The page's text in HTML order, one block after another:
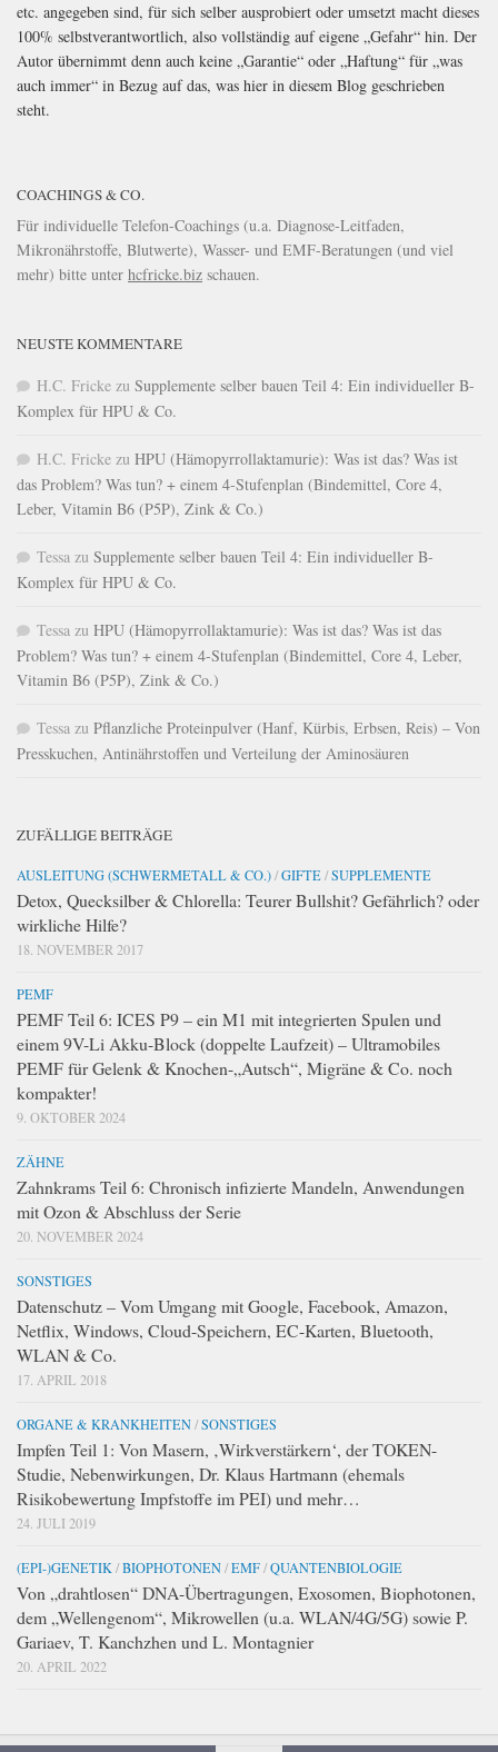
etc. angegeben sind, für sich selber ausprobiert oder umsetzt macht dieses
100% selbstverantwortlich, also vollständig auf eigene „Gefahr“ hin. Der
Autor übernimmt denn auch keine „Garantie“ oder „Haftung“ für „was
auch immer“ in Bezug auf das, was hier in diesem Blog geschrieben
steht.
COACHINGS & CO.
Für individuelle Telefon-Coachings (u.a. Diagnose-Leitfaden,
Mikronährstoffe, Blutwerte), Wasser- und EMF-Beratungen (und viel
mehr) bitte unter hcfricke.biz schauen.
NEUSTE KOMMENTARE
H.C. Fricke zu Supplemente selber bauen Teil 4: Ein individueller B-
Komplex für HPU & Co.
H.C. Fricke zu HPU (Hämopyrrollaktamurie): Was ist das? Was ist
das Problem? Was tun? + einem 4-Stufenplan (Bindemittel, Core 4,
Leber, Vitamin B6 (P5P), Zink & Co.)
Tessa zu Supplemente selber bauen Teil 4: Ein individueller B-
Komplex für HPU & Co.
Tessa zu HPU (Hämopyrrollaktamurie): Was ist das? Was ist das
Problem? Was tun? + einem 4-Stufenplan (Bindemittel, Core 4, Leber,
Vitamin B6 (P5P), Zink & Co.)
Tessa zu Pflanzliche Proteinpulver (Hanf, Kürbis, Erbsen, Reis) – Von
Presskuchen, Antinährstoffen und Verteilung der Aminosäuren
ZUFÄLLIGE BEITRÄGE
AUSLEITUNG (SCHWERMETALL & CO.)/GIFTE/SUPPLEMENTE
Detox, Quecksilber & Chlorella: Teurer Bullshit? Gefährlich? oder
wirkliche Hilfe?
18. NOVEMBER 2017
PEMF
PEMF Teil 6: ICES P9 – ein M1 mit integrierten Spulen und
einem 9V-Li Akku-Block (doppelte Laufzeit) – Ultramobiles
PEMF für Gelenk & Knochen-„Autsch“, Migräne & Co. noch
kompakter!
9. OKTOBER 2024
ZÄHNE
Zahnkrams Teil 6: Chronisch infizierte Mandeln, Anwendungen
mit Ozon & Abschluss der Serie
20. NOVEMBER 2024
SONSTIGES
Datenschutz – Vom Umgang mit Google, Facebook, Amazon,
Netflix, Windows, Cloud-Speichern, EC-Karten, Bluetooth,
WLAN & Co.
17. APRIL 2018
ORGANE & KRANKHEITEN/SONSTIGES
Impfen Teil 1: Von Masern, ‚Wirkverstärkern‘, der TOKEN-
Studie, Nebenwirkungen, Dr. Klaus Hartmann (ehemals
Risikobewertung Impfstoffe im PEI) und mehr…
24. JULI 2019
(EPI-)GENETIK /BIOPHOTONEN/EMF/QUANTENBIOLOGIE
Von „drahtlosen“ DNA-Übertragungen, Exosomen, Biophotonen,
dem „Wellengenom“, Mikrowellen (u.a. WLAN/4G/5G) sowie P.
Gariaev, T. Kanchzhen und L. Montagnier
20. APRIL 2022